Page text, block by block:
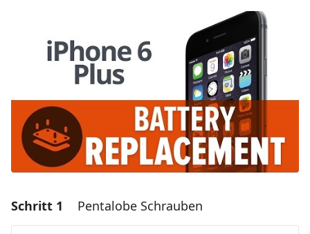
Schritt 1 Pentalobe Schrauben